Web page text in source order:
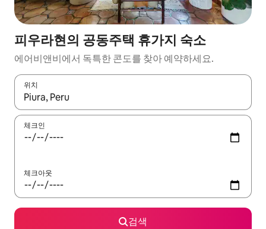
피우라현의 공동주택 휴가지 숙소
에어비앤비에서 독특한 콘도를 찾아 예약하세요.
위치
결과가 나오면 위·아래 화살표 키를 사용하거나 터치 또는 스와이
체크인
체크아웃
검색